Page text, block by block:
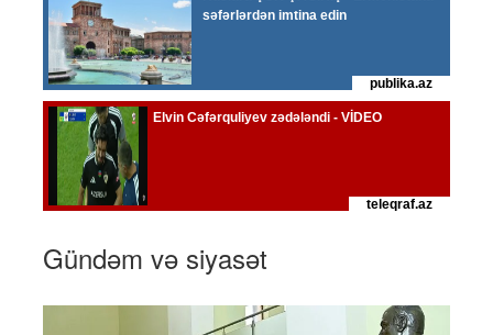
Gündəm və siyasət